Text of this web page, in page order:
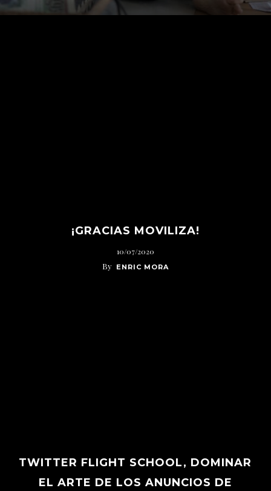
¡GRACIAS MOVILIZA!
10/07/2020
By ENRIC MORA
TWITTER FLIGHT SCHOOL, DOMINAR
EL ARTE DE LOS ANUNCIOS DE